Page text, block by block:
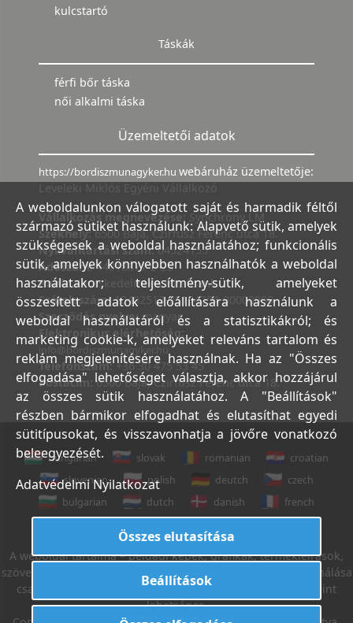
kulcstartó
Táskák
férfi bőr táska
női alkalmi táska
Üzemeltetői adatok
https://bordiszmunagyker.hu webáruház üzemeltetője:
Leveleki Miklós Egyéni Vállalkozó
Vállalkozás megnevezése: Synchrony LM
Székhely:6500 Baja, Czirfusz Ferenc utca 18.
Nyilvántartási szám:04524155
Adószám:44018371-2-23
Bank:Kereskedelmi és Hitelbank
Számlaszám:10402513-25154254-00000000
Szerződés nyelve:magyar
Elektronikus elérhetőség:
info@bordiszmunagyker.hu
Telefonszám: +36 30 475 53 45
Postacím:6500 Baja, Czirfusz Ferenc utca 18.
hungarian slovak romanian
croatian
slovenian
polish deutch
czech
bulgarian
dutch danish
french
A weboldal tartalma – például képek, grafikák, termékleírások,
szövegek, stb. – Leveleki Miklós E.V. tulajdona, azok felhasználása
csak az Általános Szerződési Feltételek 18. sz. pontja szerint
lehetséges.
A weboldalunkon válogatott saját és harmadik féltől
származó sütiket használunk: Alapvető sütik, amelyek
szükségesek a weboldal használatához; funkcionális
sütik, amelyek könnyebben használhatók a weboldal
használatakor; teljesítmény-sütik, amelyeket
összesített adatok előállítására használunk a
weboldal használatáról és a statisztikákról; és
marketing cookie-k, amelyeket releváns tartalom és
reklám megjelenítésére használnak. Ha az "Összes
elfogadása" lehetőséget választja, akkor hozzájárul
az összes sütik használatához. A "Beállítások"
részben bármikor elfogadhat és elutasíthat egyedi
sütitípusokat, és visszavonhatja a jövőre vonatkozó
beleegyezését.
Adatvédelmi Nyilatkozat
Összes elutasítása
Beállítások